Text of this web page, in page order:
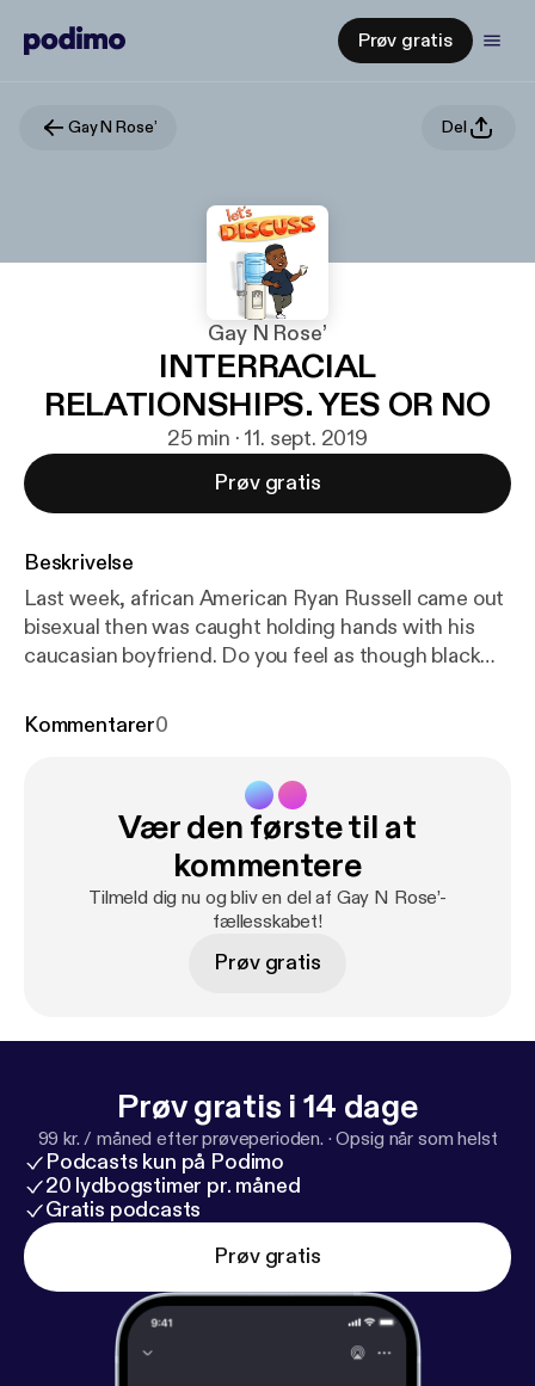
Prøv gratis
Gay N Rose’ Del
Gay N Rose’
INTERRACIAL
RELATIONSHIPS. YES OR NO
25 min · 11. sept. 2019
Prøv gratis
Beskrivelse
Last week, african American Ryan Russell came out
bisexual then was caught holding hands with his
caucasian boyfriend. Do you feel as though black
race or is it something else. Click and listen to our
https://anchor.fm/michael-drayton5/suppo
https://anchor.fm/michael-drayton5/support
Kommentarer0
Vær den første til at
kommentere
Tilmeld dig nu og bliv en del af Gay N Rose’-
fællesskabet!
Prøv gratis
Prøv gratis i 14 dage
99 kr. / måned efter prøveperioden. ·Opsig når som helst
Podcasts kun på Podimo
20 lydbogstimer pr. måned
Gratis podcasts
Prøv gratis